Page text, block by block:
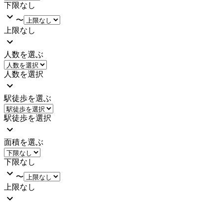
下限なし
〜
上限なし
人数を選ぶ
人数を選択
駅徒歩を選ぶ
駅徒歩を選択
面積を選ぶ
下限なし
〜
上限なし